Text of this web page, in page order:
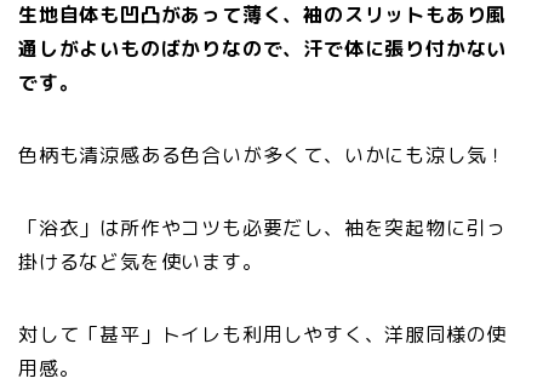
生地自体も凹凸があって薄く、袖のスリットもあり風
通しがよいものばかりなので、汗で体に張り付かない
です。
色柄も清涼感ある色合いが多くて、いかにも涼し気！
「浴衣」は所作やコツも必要だし、袖を突起物に引っ
掛けるなど気を使います。
対して「甚平」トイレも利用しやすく、洋服同様の使
用感。